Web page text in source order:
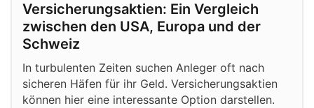
Versicherungsaktien: Ein Vergleich
zwischen den USA, Europa und der
Schweiz
In turbulenten Zeiten suchen Anleger oft nach
sicheren Häfen für ihr Geld. Versicherungsaktien
können hier eine interessante Option darstellen.